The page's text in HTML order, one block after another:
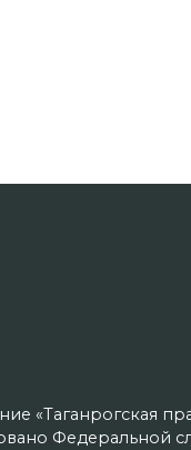
«Таганрогская
Федеральной